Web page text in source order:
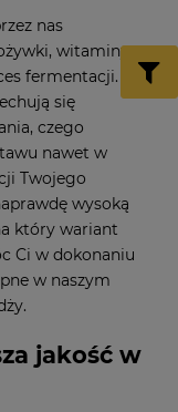
nas
witaminy
fermentacji.
się
czego
nawet w
Twojego
wysoką
który wariant
Ci w dokonaniu
w naszym
jakość w